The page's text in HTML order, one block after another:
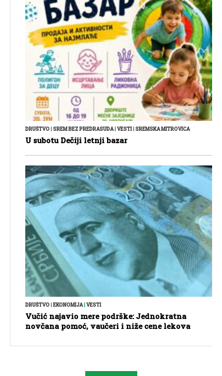
DRUŠTVO|SREM BEZ PREDRASUDA|VESTI|SREMSKA MITROVICA
U subotu Dečiji letnji bazar
DRUŠTVO|EKONOMIJA|VESTI
Vučić najavio mere podrške: Jednokratna
novčana pomoć, vaučeri i niže cene lekova